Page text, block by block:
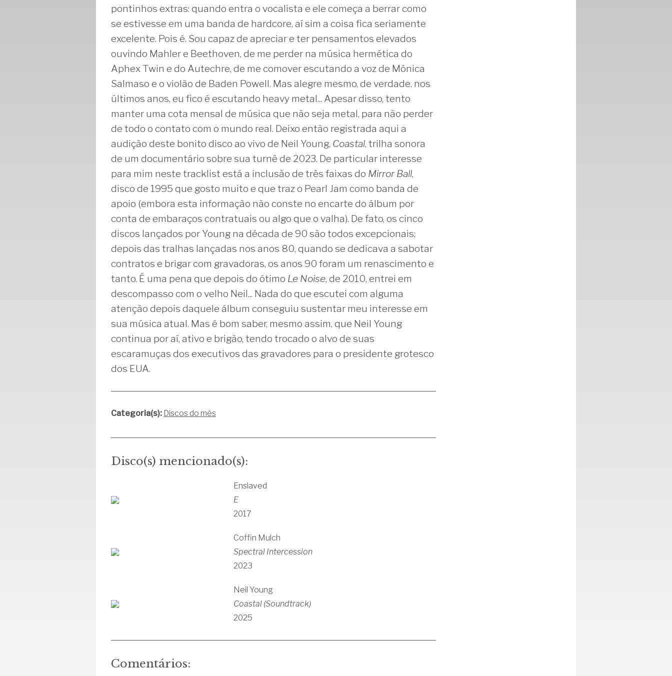
pontinhos extras: quando entra o vocalista e ele começa a berrar como
se estivesse em uma banda de hardcore, aí sim a coisa fica seriamente
excelente. Pois é. Sou capaz de apreciar e ter pensamentos elevados
ouvindo Mahler e Beethoven, de me perder na música hermética do
Aphex Twin e do Autechre, de me comover escutando a voz de Mônica
Salmaso e o violão de Baden Powell. Mas alegre mesmo, de verdade, nos
últimos anos, eu fico é escutando heavy metal... Apesar disso, tento
manter uma cota mensal de música que não seja metal, para não perder
de todo o contato com o mundo real. Deixo então registrada aqui a
audição deste bonito disco ao vivo de Neil Young, Coastal, trilha sonora
de um documentário sobre sua turnê de 2023. De particular interesse
para mim neste tracklist está a inclusão de três faixas do Mirror Ball,
disco de 1995 que gosto muito e que traz o Pearl Jam como banda de
apoio (embora esta informação não conste no encarte do álbum por
conta de embaraços contratuais ou algo que o valha). De fato, os cinco
discos lançados por Young na década de 90 são todos excepcionais;
depois das tralhas lançadas nos anos 80, quando se dedicava a sabotar
contratos e brigar com gravadoras, os anos 90 foram um renascimento e
tanto. É uma pena que depois do ótimo Le Noise, de 2010, entrei em
descompasso com o velho Neil... Nada do que escutei com alguma
atenção depois daquele álbum conseguiu sustentar meu interesse em
sua música atual. Mas é bom saber, mesmo assim, que Neil Young
continua por aí, ativo e brigão, tendo trocado o alvo de suas
escaramuças dos executivos das gravadores para o presidente grotesco
dos EUA.
Categoria(s): Discos do mês
Disco(s) mencionado(s):
Enslaved
E
2017
Coffin Mulch
Spectral Intercession
2023
Neil Young
Coastal (Soundtrack)
2025
Comentários: